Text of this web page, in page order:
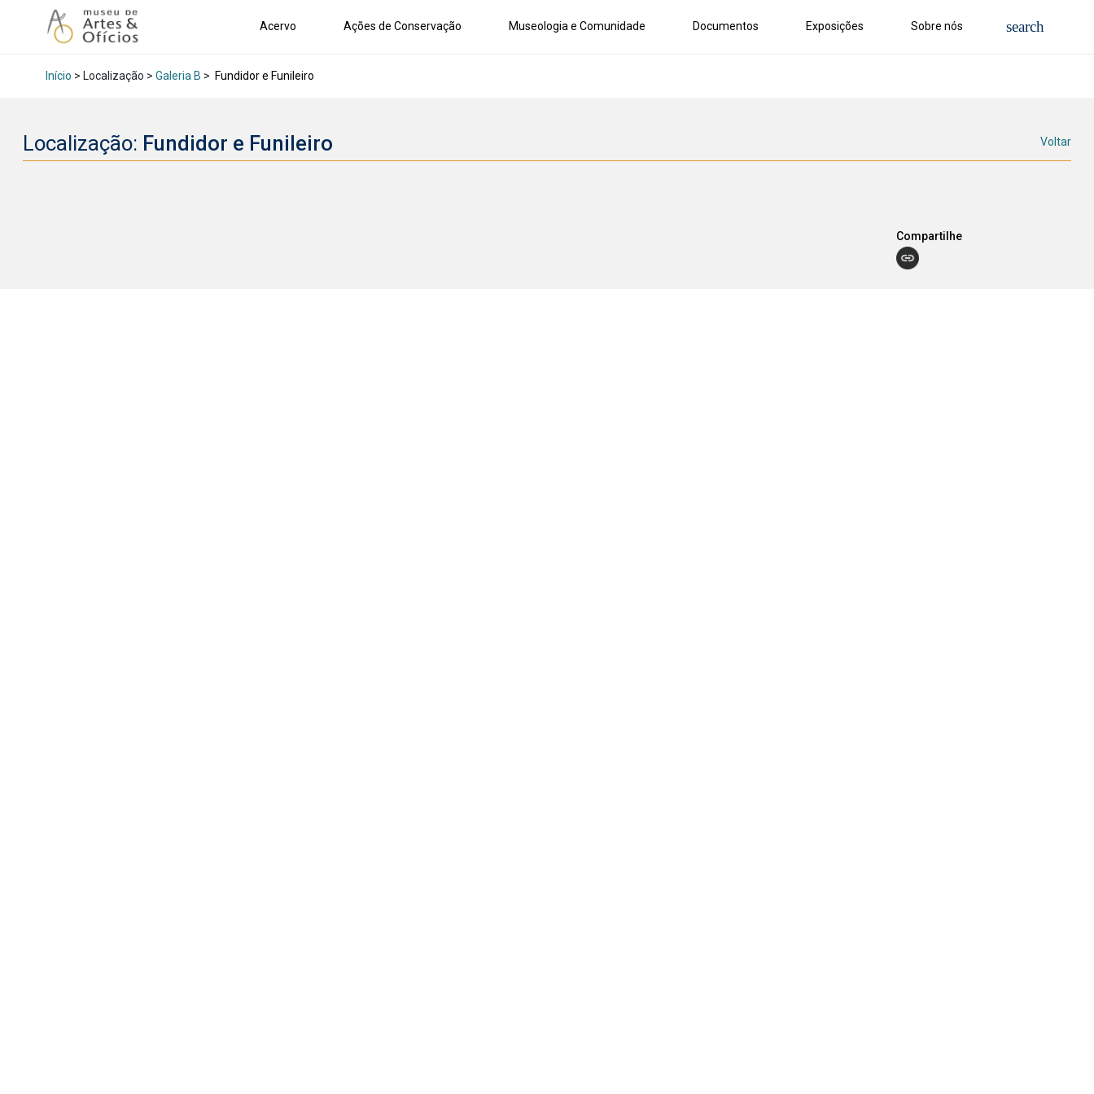
Acervo Ações de Conservação Museologia e Comunidade Documentos Exposições Sobre nós
Início > Localização > Galeria B > Fundidor e Funileiro
Localização: Fundidor e Funileiro Voltar
Compartilhe